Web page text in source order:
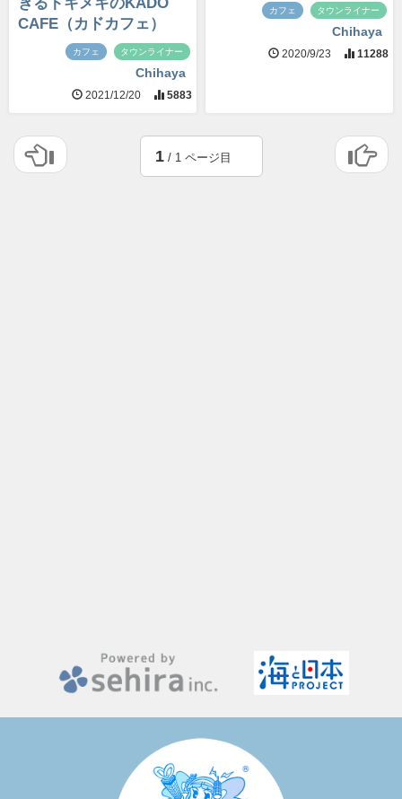
CAFE（カドカフェ）
カフェ タウンライナー
Chihaya
2021/12/20 5883
カフェ タウンライナー
Chihaya
2020/9/23 11288
1/ 1 ページ目